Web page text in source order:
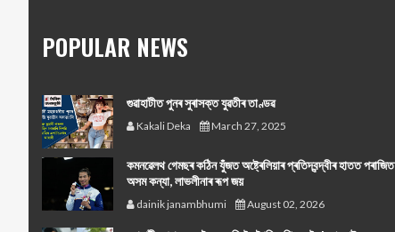
POPULAR NEWS
গুৱাহাটীত পুনৰ সুৰাসক্ত যুৱতীৰ তাণ্ডৱ
Kakali Deka March 27, 2025
কমনৱেলথ গেমছৰ কঠিন যুঁজত অষ্ট্ৰেলিয়াৰ প্ৰতিদ্বন্দ্বীৰ হাতত পৰাজিত
অসম কন্যা, লাভলীনাৰ ৰূপ জয়
dainik janambhumi August 02, 2026